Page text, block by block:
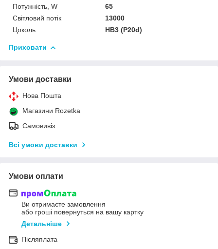
Потужність, W
65
Світловий потік
13000
Цоколь
HB3 (P20d)
Приховати
Умови доставки
Нова Пошта
Магазини Rozetka
Самовивіз
Всі умови доставки
Умови оплати
Ви отримаєте замовлення
або гроші повернуться на вашу картку
Детальніше
Післяплата